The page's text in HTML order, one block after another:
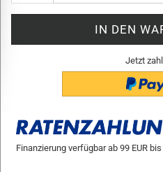
Jetzt
Finanzierung verfügbar ab 99 EUR